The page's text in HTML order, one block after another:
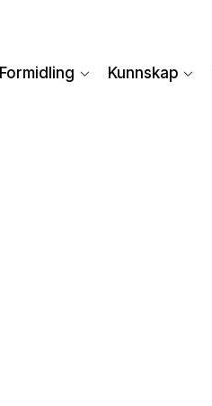
Formidling Kunnskap